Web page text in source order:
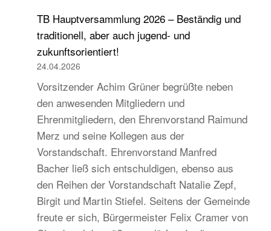
beim
des
TB Hauptversammlung 2026 – Beständig und
traditionell, aber auch jugend- und
zukunftsorientiert!
24.04.2026
Vorsitzender Achim Grüner begrüßte neben
den anwesenden Mitgliedern und
Ehrenmitgliedern, den Ehrenvorstand Raimund
Merz und seine Kollegen aus der
Vorstandschaft. Ehrenvorstand Manfred
Bacher ließ sich entschuldigen, ebenso aus
den Reihen der Vorstandschaft Natalie Zepf,
Birgit und Martin Stiefel. Seitens der Gemeinde
freute er sich, Bürgermeister Felix Cramer von